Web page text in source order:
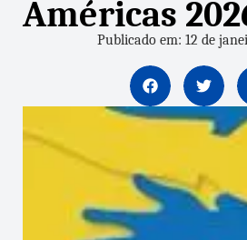
Américas
Publicado em: 12 de